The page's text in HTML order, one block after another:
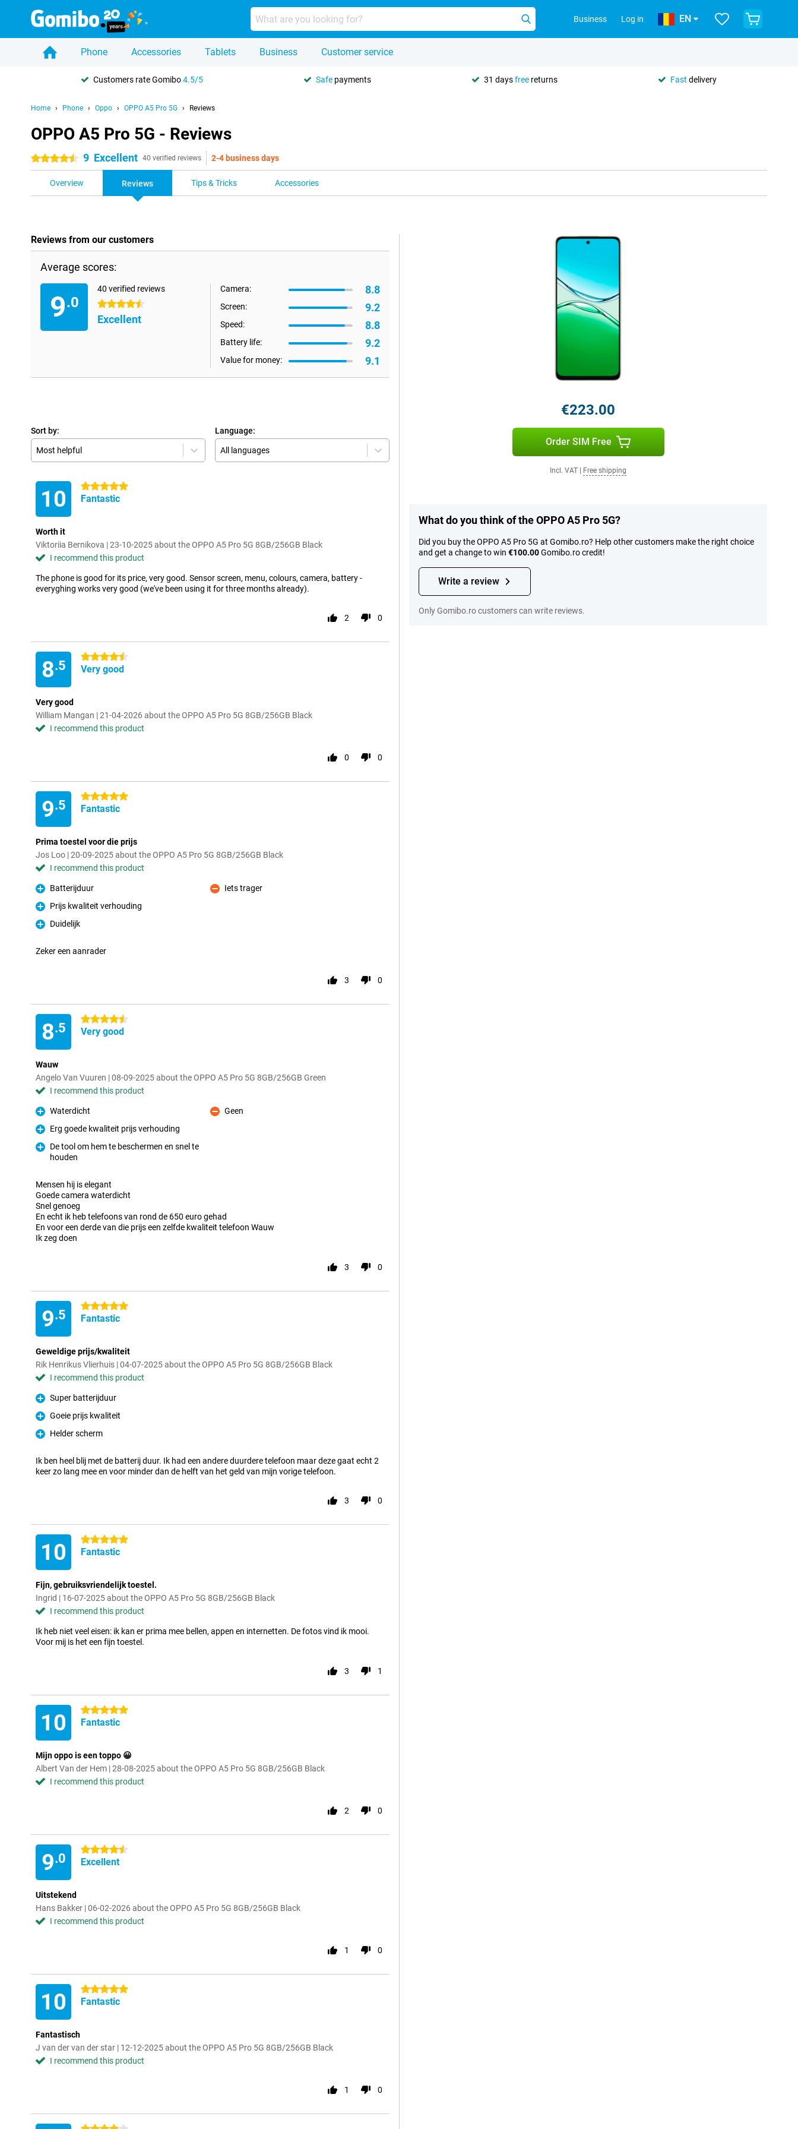
Business Log in EN
Phone Accessories Tablets Business Customer service
Customers rate Gomibo4.5/5 Safe payments 31 daysfree returns Fast delivery
Home Phone Oppo OPPO A5 Pro 5G Reviews
OPPO A5 Pro 5G - Reviews
4.5 stars 9 Excellent 40 verified reviews 2-4 business days
Overview Reviews Tips & Tricks Accessories
Reviews from our customers
Average scores:
9.0
40 verified reviews
4.5 stars
Excellent
Camera: 8.8
Screen: 9.2
Speed: 8.8
Battery life: 9.2
Value for money: 9.1
Sort by:
Most helpful
Language:
All languages
10 5 stars
Fantastic
Worth it
Viktoriia Bernikova | 23-10-2025 about the OPPO A5 Pro 5G 8GB/256GB Black
I recommend this product
The phone is good for its price, very good. Sensor screen, menu, colours, camera, battery -
everyghing works very good (we've been using it for three months already).
2 0
8.5
4.5 stars
Very good
Very good
William Mangan | 21-04-2026 about the OPPO A5 Pro 5G 8GB/256GB Black
I recommend this product
0 0
9.5
5 stars
Fantastic
Prima toestel voor die prijs
Jos Loo | 20-09-2025 about the OPPO A5 Pro 5G 8GB/256GB Black
I recommend this product
Pro
Batterijduur
Pro
Prijs kwaliteit verhouding
Pro
Duidelijk
Con
Iets trager
Zeker een aanrader
3 0
8.5
4.5 stars
Very good
Wauw
Angelo Van Vuuren | 08-09-2025 about the OPPO A5 Pro 5G 8GB/256GB Green
I recommend this product
Pro
Waterdicht
Pro
Erg goede kwaliteit prijs verhouding
De tool om hem te beschermen en snel te
houden
Con
Geen
Mensen hij is elegant
Goede camera waterdicht
Snel genoeg
En echt ik heb telefoons van rond de 650 euro gehad
En voor een derde van die prijs een zelfde kwaliteit telefoon Wauw
Ik zeg doen
3 0
9.5
5 stars
Fantastic
Geweldige prijs/kwaliteit
Rik Henrikus Vlierhuis | 04-07-2025 about the OPPO A5 Pro 5G 8GB/256GB Black
I recommend this product
Pro
Super batterijduur
Pro
Goeie prijs kwaliteit
Pro
Helder scherm
Ik ben heel blij met de batterij duur. Ik had een andere duurdere telefoon maar deze gaat echt 2
keer zo lang mee en voor minder dan de helft van het geld van mijn vorige telefoon.
3 0
10 5 stars
Fantastic
Fijn, gebruiksvriendelijk toestel.
Ingrid | 16-07-2025 about the OPPO A5 Pro 5G 8GB/256GB Black
I recommend this product
Ik heb niet veel eisen: ik kan er prima mee bellen, appen en internetten. De fotos vind ik mooi.
Voor mij is het een fijn toestel.
3 1
10 5 stars
Fantastic
Mijn oppo is een toppo 😀
Albert Van der Hem | 28-08-2025 about the OPPO A5 Pro 5G 8GB/256GB Black
I recommend this product
2 0
9.0
4.5 stars
Excellent
Uitstekend
Hans Bakker | 06-02-2026 about the OPPO A5 Pro 5G 8GB/256GB Black
I recommend this product
1 0
10 5 stars
Fantastic
Fantastisch
J van der van der star | 12-12-2025 about the OPPO A5 Pro 5G 8GB/256GB Black
I recommend this product
1 0
€223.00
Order SIM Free
Incl. VAT Free shipping
What do you think of the OPPO A5 Pro 5G?
Did you buy the OPPO A5 Pro 5G at Gomibo.ro? Help other customers make the right choice
and get a change to win €100.00Gomibo.ro credit!
Write a review
Only Gomibo.ro customers can write reviews.